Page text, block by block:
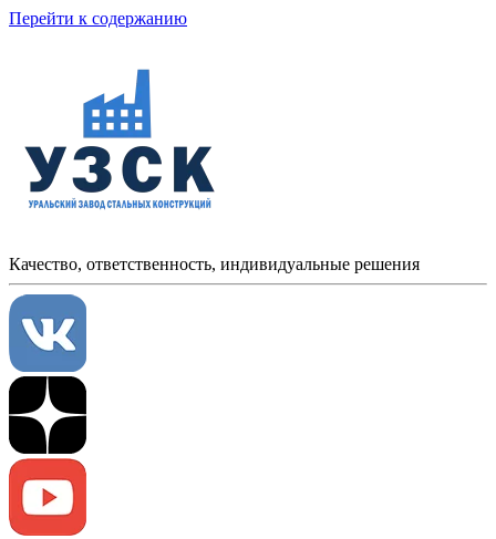
Перейти к содержанию
Качество, ответственность, индивидуальные решения